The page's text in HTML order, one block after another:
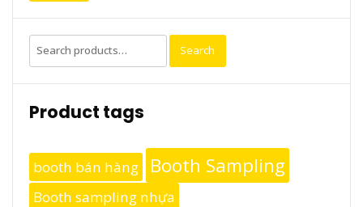
Search
for:
Search
Product tags
booth bán hàng Booth Sampling
Booth sampling nhựa